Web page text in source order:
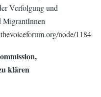
Verfolgung und
MigrantInnen
node/1184
klären